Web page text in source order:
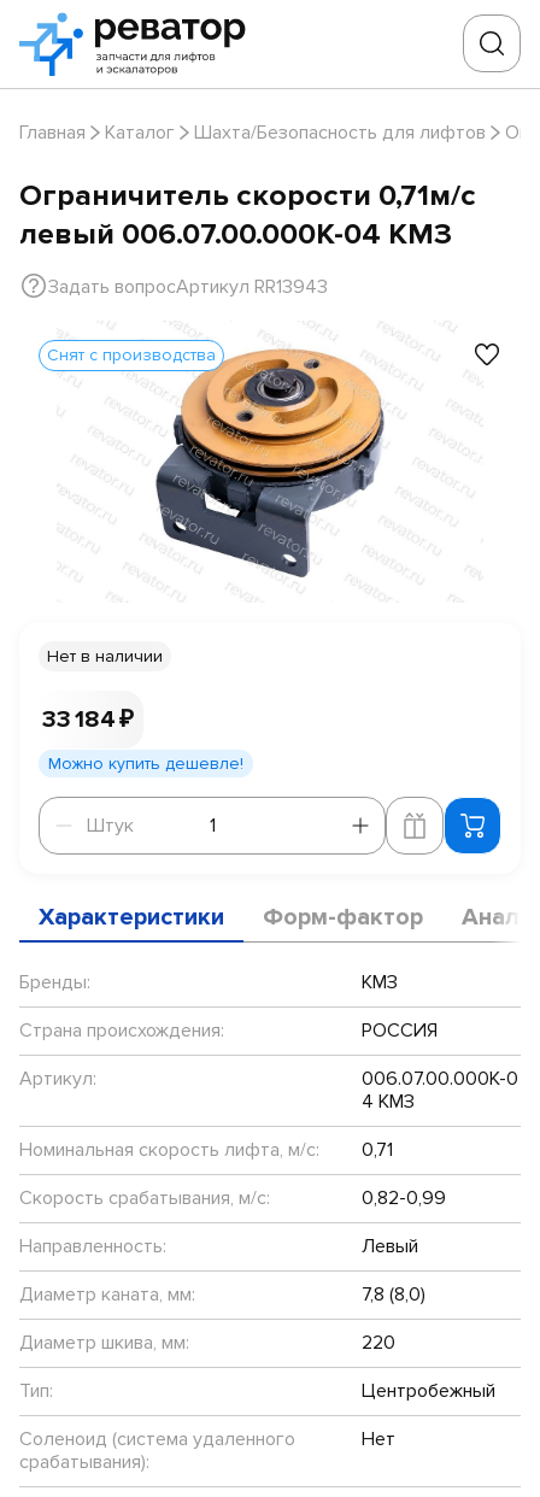
Главная Каталог Шахта/Безопасность для лифтов
Ограничитель скорости 0,71м/с
левый 006.07.00.000К-04 КМЗ
Задать вопросАртикул RR13943
Снят с производства
Нет в наличии
33 184 ₽
Можно купить дешевле!
Штук
Штук
Характеристики Форм-фактор
Бренды:
КМЗ
Страна происхождения:
РОССИЯ
Артикул:
006.07.00.000К-0
4 КМЗ
Номинальная скорость лифта, м/с:
0,71
Скорость срабатывания, м/с:
0,82-0,99
Направленность:
Левый
Диаметр каната, мм:
7,8 (8,0)
Диаметр шкива, мм:
220
Тип:
Центробежный
Соленоид (система удаленного
срабатывания):
Нет